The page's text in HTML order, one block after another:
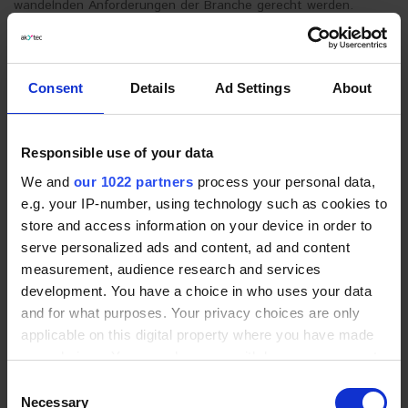
Consent Details Ad Settings About
Responsible use of your data
We and our 1022 partners process your personal data,
e.g. your IP-number, using technology such as cookies to
store and access information on your device in order to
serve personalized ads and content, ad and content
measurement, audience research and services
development. You have a choice in who uses your data
and for what purposes. Your privacy choices are only
applicable on this digital property where you have made
your choices. You can change or withdraw your consent
the Privacy trigger icon.
Necessary
wandelnden Anforderungen der Branche gerecht werden.
Besuchen Sie unseren Stand auf der SPS, um die Zukunft der
Automatisierung aus erster Hand zu erleben.
Was erwartet Sie auf der Electronica?
Auf der Electronica in München können Sie mehr über unser
neues Werk in Niš, Serbien, erfahren. Dies ist eine großartige